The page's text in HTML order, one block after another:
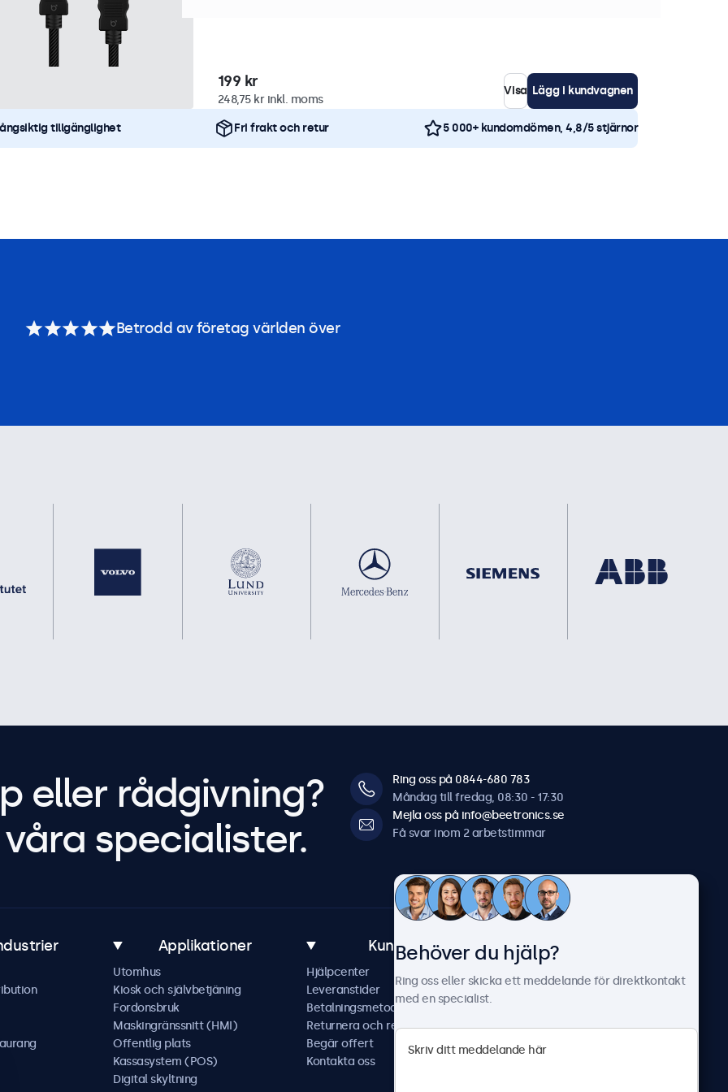
199 kr
248,75 kr inkl. moms
Visa Lägg i kundvagnen
tillgänglighet Fri frakt och retur 5 000+ kundomdömen, 4,8/5 stjärnor
Betrodd av företag världen över
eller rådgivning?
specialister.
Ring oss på 0844-680 783
Måndag till fredag, 08:30 - 17:30
Mejla oss på info@beetronics.se
Få svar inom 2 arbetstimmar
Applikationer
Utomhus
Kiosk och självbetjäning
Fordonsbruk
Maskingränssnitt (HMI)
Offentlig plats
Kassasystem (POS)
Digital skyltning
Kundtjänst
Hjälpcenter
Leveranstider
Betalningsmetoder
Returnera och reparera
Begär offert
Kontakta oss
Om Beetronics
Jobba hos oss
Allmänna villkor
Behöver du hjälp?
Ring oss eller skicka ett meddelande för direktkontakt
med en specialist.